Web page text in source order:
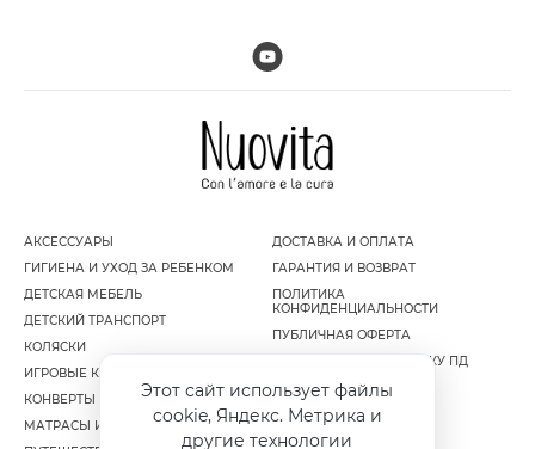
АКСЕССУАРЫ
ГИГИЕНА И УХОД ЗА РЕБЕНКОМ
ДЕТСКАЯ МЕБЕЛЬ
ДЕТСКИЙ ТРАНСПОРТ
КОЛЯСКИ
ИГРОВЫЕ КОМПЛЕКСЫ
КОНВЕРТЫ И МУФТЫ
МАТРАСЫ И НАМАТРАСНИКИ
ДОСТАВКА И ОПЛАТА
ГАРАНТИЯ И ВОЗВРАТ
ПОЛИТИКА
КОНФИДЕНЦИАЛЬНОСТИ
ПУБЛИЧНАЯ ОФЕРТА
СОГЛАСИЕ НА ОБРАБОТКУ ПД
Этот сайт использует файлы
cookie, Яндекс. Метрика и
другие технологии